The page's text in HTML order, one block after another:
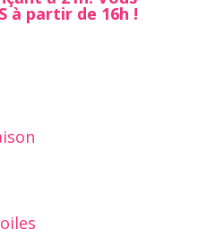
à partir de 16h !